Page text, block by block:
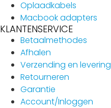
Oplaadkabels
Macbook adapters
KLANTENSERVICE
Betaalmethodes
Afhalen
Verzending en levering
Retourneren
Garantie
Account/Inloggen